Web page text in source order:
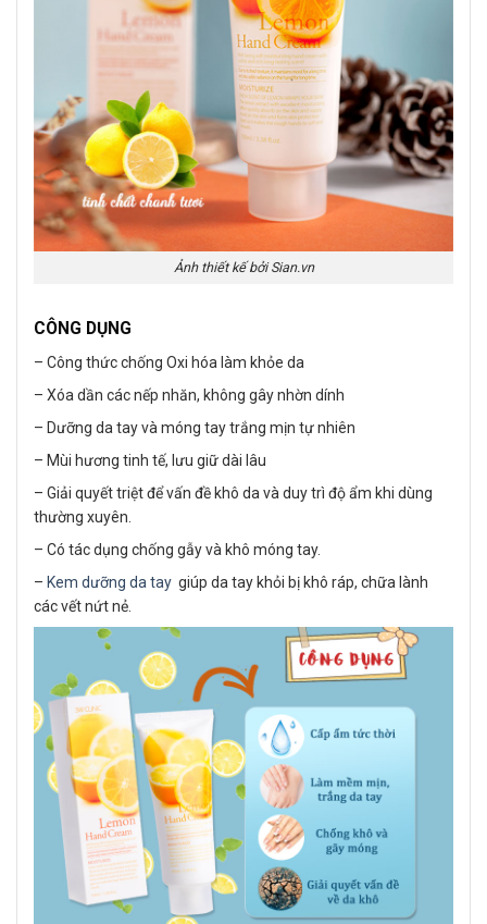
Ảnh thiết kế bởi Sian.vn
CÔNG DỤNG
– Công thức chống Oxi hóa làm khỏe da
– Xóa dần các nếp nhăn, không gây nhờn dính
– Dưỡng da tay và móng tay trắng mịn tự nhiên
– Mùi hương tinh tế, lưu giữ dài lâu
– Giải quyết triệt để vấn đề khô da và duy trì độ ẩm khi dùng
thường xuyên.
– Có tác dụng chống gẫy và khô móng tay.
– Kem dưỡng da tay giúp da tay khỏi bị khô ráp, chữa lành
các vết nứt nẻ.